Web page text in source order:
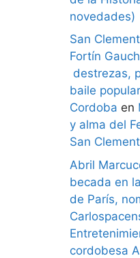
novedades)
San
Fortín
destrezas,
baile
Cordoba en
y alma del
San
Abril
becada en
de París,
cordobesa